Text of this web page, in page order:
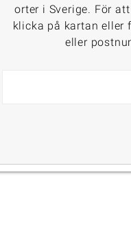
orter i Sverige. För
klicka på kartan eller
eller